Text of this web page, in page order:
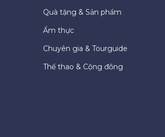
Quà tặng & Sản phẩm
Ẩm thực
Chuyên gia & Tourguide
Thể thao & Cộng đồng